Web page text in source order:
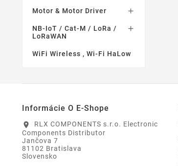
Motor & Motor Driver 
NB-IoT / Cat-M / LoRa /
LoRaWAN

WiFi Wireless , Wi-Fi HaLow
Informácie O E-Shope
location_on
RLX COMPONENTS s.r.o. Electronic
Components Distributor
Jančova 7
81102 Bratislava
Slovensko